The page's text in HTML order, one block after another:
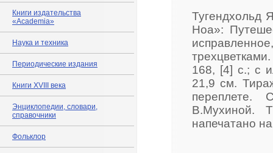
Книги издательства
«Academia»
Наука и техника
Периодические издания
Книги XVIII века
Энциклопедии, словари,
справочники
Фольклор
Тугендхольд
Ноа»:
168, [4] c.; с
21,9 см.
переплете.
В.Мухиной.
напечатано